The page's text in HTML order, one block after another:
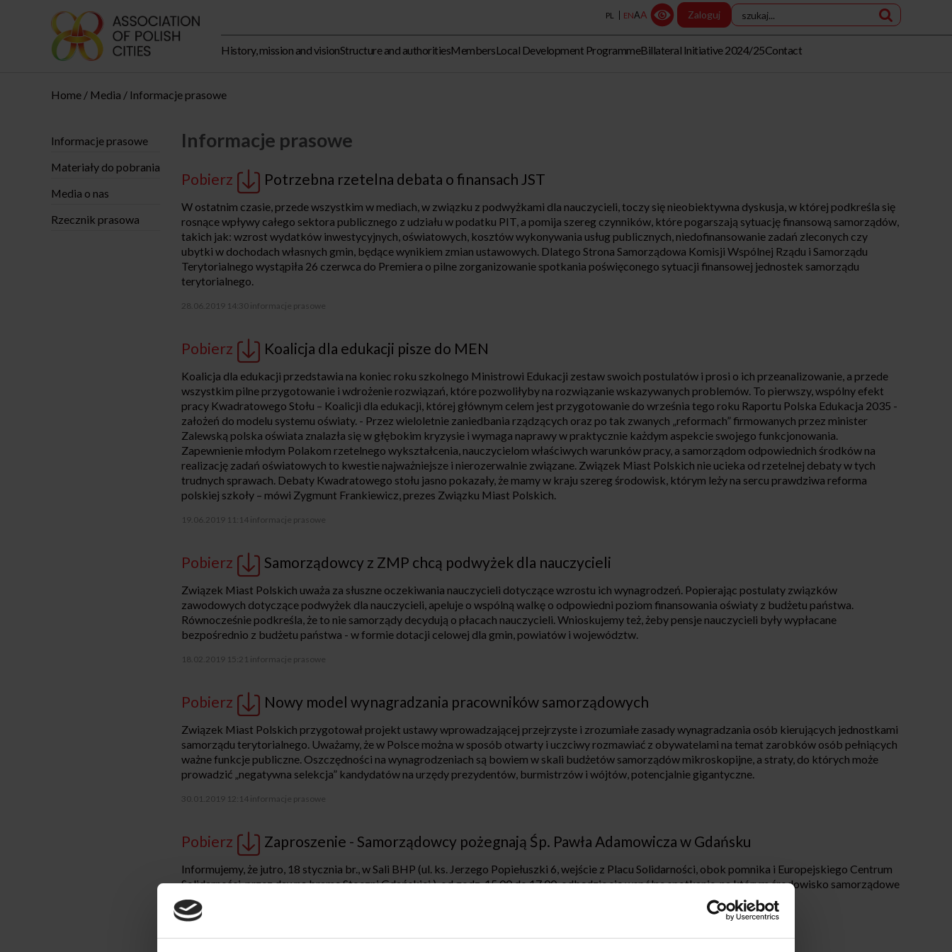
PL ENAA Zaloguj
History, mission and visionStructure and authoritiesMembersLocal Development ProgrammeBillateral Initiative 2024/25Contact
Home Media Informacje prasowe
Informacje prasowe
Materiały do pobrania
Media o nas
Rzecznik prasowa
Informacje prasowe
Pobierz Potrzebna rzetelna debata o finansach JST
W ostatnim czasie, przede wszystkim w mediach, w związku z podwyżkami dla nauczycieli, toczy się nieobiektywna dyskusja, w której podkreśla się
rosnące wpływy całego sektora publicznego z udziału w podatku PIT, a pomija szereg czynników, które pogarszają sytuację finansową samorządów,
takich jak: wzrost wydatków inwestycyjnych, oświatowych, kosztów wykonywania usług publicznych, niedofinansowanie zadań zleconych czy
ubytki w dochodach własnych gmin, będące wynikiem zmian ustawowych. Dlatego Strona Samorządowa Komisji Wspólnej Rządu i Samorządu
Terytorialnego wystąpiła 26 czerwca do Premiera o pilne zorganizowanie spotkania poświęconego sytuacji finansowej jednostek samorządu
terytorialnego.
28.06.2019 14:30 informacje prasowe
Pobierz Koalicja dla edukacji pisze do MEN
Koalicja dla edukacji przedstawia na koniec roku szkolnego Ministrowi Edukacji zestaw swoich postulatów i prosi o ich przeanalizowanie, a przede
wszystkim pilne przygotowanie i wdrożenie rozwiązań, które pozwoliłyby na rozwiązanie wskazywanych problemów. To pierwszy, wspólny efekt
pracy Kwadratowego Stołu – Koalicji dla edukacji, której głównym celem jest przygotowanie do września tego roku Raportu Polska Edukacja 2035 -
założeń do modelu systemu oświaty. - Przez wieloletnie zaniedbania rządzących oraz po tak zwanych „reformach” firmowanych przez minister
Zalewską polska oświata znalazła się w głębokim kryzysie i wymaga naprawy w praktycznie każdym aspekcie swojego funkcjonowania.
Zapewnienie młodym Polakom rzetelnego wykształcenia, nauczycielom właściwych warunków pracy, a samorządom odpowiednich środków na
realizację zadań oświatowych to kwestie najważniejsze i nierozerwalnie związane. Związek Miast Polskich nie ucieka od rzetelnej debaty w tych
trudnych sprawach. Debaty Kwadratowego stołu jasno pokazały, że mamy w kraju szereg środowisk, którym leży na sercu prawdziwa reforma
polskiej szkoły – mówi Zygmunt Frankiewicz, prezes Związku Miast Polskich.
19.06.2019 11:14 informacje prasowe
Pobierz Samorządowcy z ZMP chcą podwyżek dla nauczycieli
Związek Miast Polskich uważa za słuszne oczekiwania nauczycieli dotyczące wzrostu ich wynagrodzeń. Popierając postulaty związków
zawodowych dotyczące podwyżek dla nauczycieli, apeluje o wspólną walkę o odpowiedni poziom finansowania oświaty z budżetu państwa.
Równocześnie podkreśla, że to nie samorządy decydują o płacach nauczycieli. Wnioskujemy też, żeby pensje nauczycieli były wypłacane
bezpośrednio z budżetu państwa - w formie dotacji celowej dla gmin, powiatów i województw.
18.02.2019 15:21 informacje prasowe
Pobierz Nowy model wynagradzania pracowników samorządowych
Związek Miast Polskich przygotował projekt ustawy wprowadzającej przejrzyste i zrozumiałe zasady wynagradzania osób kierujących jednostkami
samorządu terytorialnego. Uważamy, że w Polsce można w sposób otwarty i uczciwy rozmawiać z obywatelami na temat zarobków osób pełniących
ważne funkcje publiczne. Oszczędności na wynagrodzeniach są bowiem w skali budżetów samorządów mikroskopijne, a straty, do których może
prowadzić „negatywna selekcja” kandydatów na urzędy prezydentów, burmistrzów i wójtów, potencjalnie gigantyczne.
30.01.2019 12:14 informacje prasowe
Pobierz Zaproszenie - Samorządowcy pożegnają Śp. Pawła Adamowicza w Gdańsku
Informujemy, że jutro, 18 stycznia br., w Sali BHP (ul. ks. Jerzego Popiełuszki 6, wejście z Placu Solidarności, obok pomnika i Europejskiego Centrum
Solidarności, przez dawną bramę Stoczni Gdańskiej ), od godz. 15.00 do 17.00, odbędzie się wspólne spotkanie, na którym środowisko samorządowe
pożegnana Śp. Pawła Adamowicza, prezydenta Gdańska, w przeddzień Jego pogrzebu.
17.01.2019 14:42